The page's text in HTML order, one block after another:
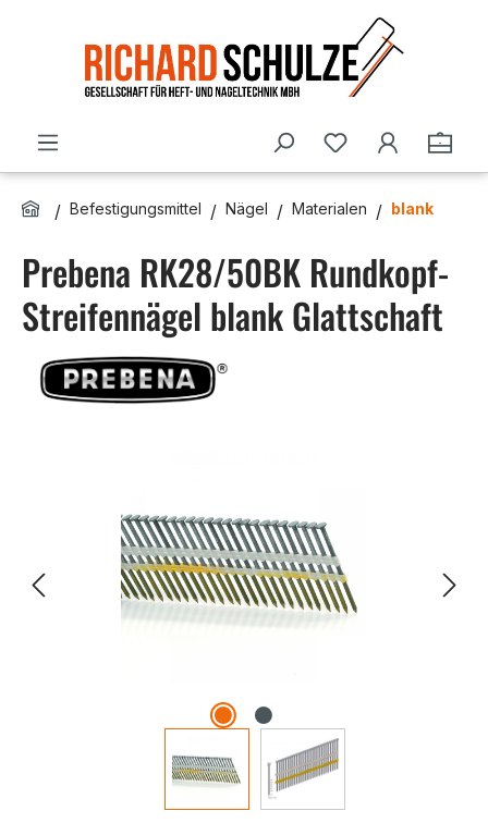
Du hast 0
Befestigungsmittel Nägel Materialen blank
Prebena RK28/50BK Rundkopf-
Streifennägel blank Glattschaft